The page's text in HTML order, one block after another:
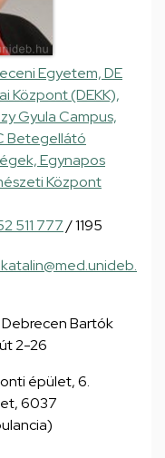
Egyetem, DE
Központ (DEKK),
Gyula Campus,
Betegellátó
Egynapos
Központ
511 777/ 1195
Debrecen Bartók
2-26
épület, 6.
6037